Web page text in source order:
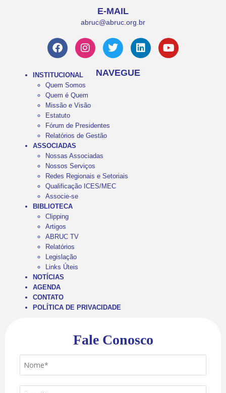
E-MAIL
abruc@abruc.org.br
NAVEGUE
INSTITUCIONAL
Quem Somos
Quem é Quem
Missão e Visão
Estatuto
Fórum de Presidentes
Relatórios de Gestão
ASSOCIADAS
Nossas Associadas
Nossos Serviços
Redes Regionais e Setoriais
Qualificação ICES/MEC
Associe-se
BIBLIOTECA
Clipping
Artigos
ABRUC TV
Relatórios
Legislação
Links Úteis
NOTÍCIAS
AGENDA
CONTATO
POLÍTICA DE PRIVACIDADE
Fale Conosco